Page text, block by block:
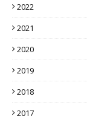
2022
2021
2020
2019
2018
2017